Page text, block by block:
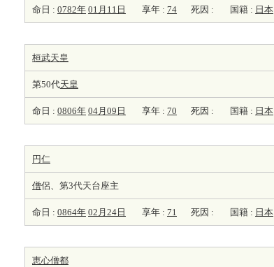
命日 : 0782年 01月11日 享年 : 74 死因 : 国籍 : 日本
桓武天皇
第50代天皇
命日 : 0806年 04月09日 享年 : 70 死因 : 国籍 : 日本
円仁
僧侶、第3代天台座主
命日 : 0864年 02月24日 享年 : 71 死因 : 国籍 : 日本
恵心僧都